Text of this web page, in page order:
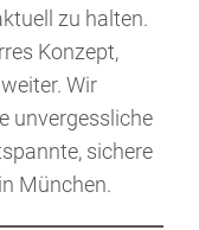
zu halten.
Konzept,
Wir
unvergessliche
sichere
München.